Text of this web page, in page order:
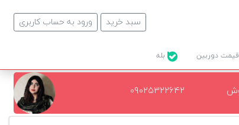
ورود به حساب کاربری سبد خرید
دوربین
۰۹۰۲۵۳۲۲۶۴۲